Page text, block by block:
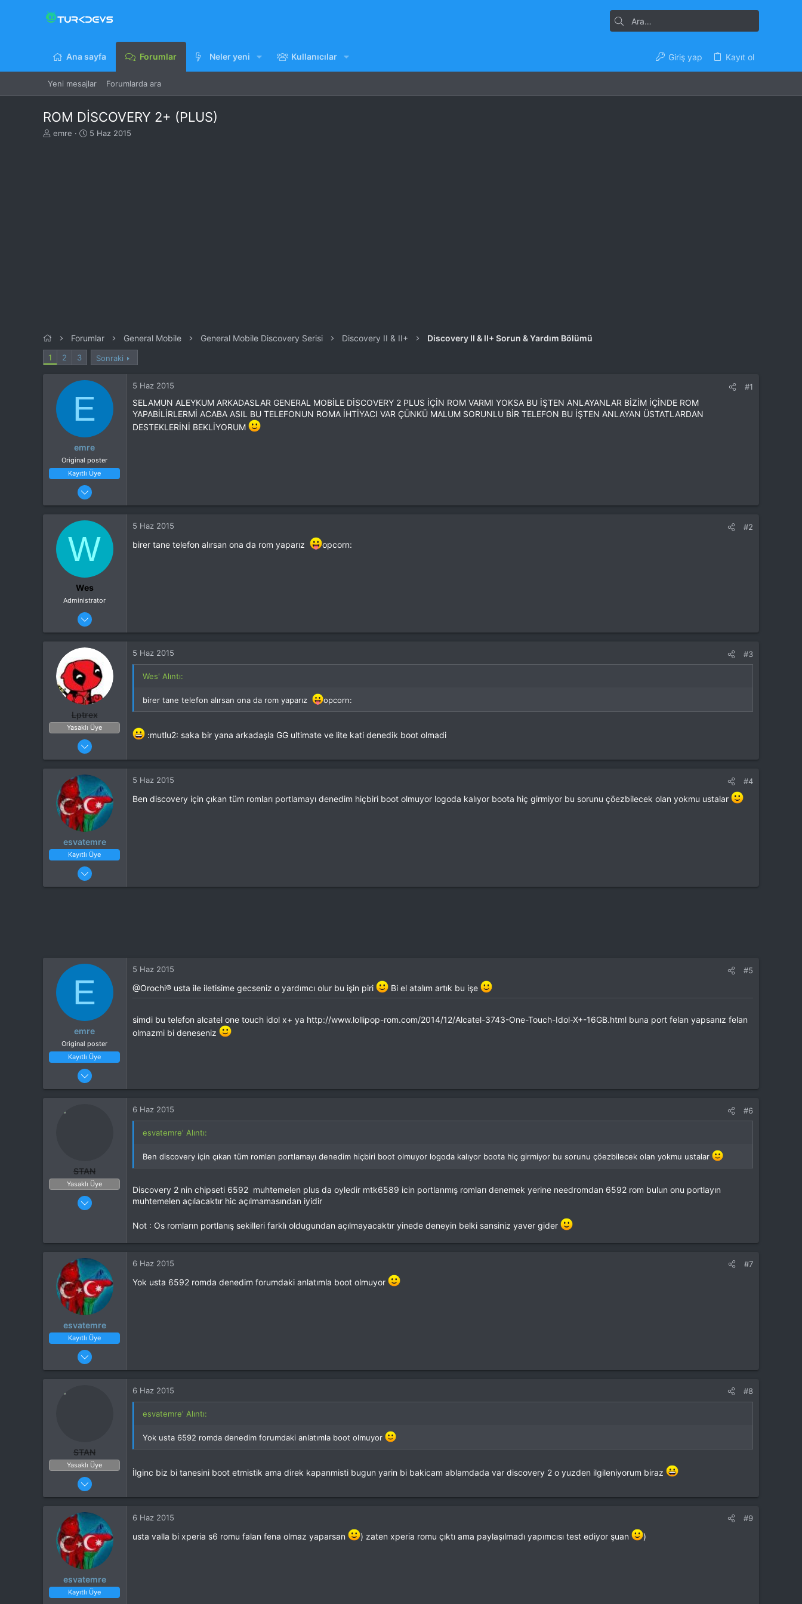
Ana sayfa Forumlar Neler yeni Kullanıcılar Giriş yap Kayıt ol
Yeni mesajlar Forumlarda ara
ROM DİSCOVERY 2+ (PLUS)
K
emre
B
5 Haz 2015
Forumlar General Mobile General Mobile Discovery Serisi Discovery II & II+ Discovery II & II+ Sorun & Yardım Bölümü
1 2 3 Sonraki
E
emre
Original poster
Kayıtlı Üye
29 Ocak 2015
3
5 Haz 2015 #1
SELAMUN ALEYKUM ARKADASLAR GENERAL MOBİLE DİSCOVERY 2 PLUS İÇİN ROM VARMI YOKSA BU İŞTEN ANLAYANLAR BİZİM İÇİNDE ROM
YAPABİLİRLERMİ ACABA ASIL BU TELEFONUN ROMA İHTİYACI VAR ÇÜNKÜ MALUM SORUNLU BİR TELEFON BU İŞTEN ANLAYAN ÜSTATLARDAN
DESTEKLERİNİ BEKLİYORUM
W
Wes
Administrator
25 Ocak 2015
3,344
Eskişehir
Cihaz
5 Haz 2015 #2
birer tane telefon alırsan ona da rom yaparız opcorn:
Lptrex
Yasaklı Üye
26 Ocak 2015
908
5 Haz 2015 #3
Wes' Alıntı:
birer tane telefon alırsan ona da rom yaparız opcorn:
:mutlu2: saka bir yana arkadaşla GG ultimate ve lite kati denedik boot olmadi
esvatemre
Kayıtlı Üye
25 Nis 2015
5 Haz 2015 #4
Ben discovery için çıkan tüm romları portlamayı denedim hiçbiri boot olmuyor logoda kalıyor boota hiç girmiyor bu sorunu çöezbilecek olan yokmu ustalar
E
emre
Original poster
Kayıtlı Üye
29 Ocak 2015
3
5 Haz 2015 #5
@Orochi® usta ile iletisime gecseniz o yardımcı olur bu işin piri Bi el atalım artık bu işe
simdi bu telefon alcatel one touch idol x+ ya http://www.lollipop-rom.com/2014/12/Alcatel-3743-One-Touch-Idol-X+-16GB.html buna port felan yapsanız felan
olmazmi bi deneseniz
STAN
Yasaklı Üye
27 Ocak 2015
6 Haz 2015 #6
esvatemre' Alıntı:
Ben discovery için çıkan tüm romları portlamayı denedim hiçbiri boot olmuyor logoda kalıyor boota hiç girmiyor bu sorunu çöezbilecek olan yokmu ustalar
Discovery 2 nin chipseti 6592 muhtemelen plus da oyledir mtk6589 icin portlanmış romları denemek yerine needromdan 6592 rom bulun onu portlayın
muhtemelen açılacaktır hic açılmamasından iyidir
Not : Os romların portlanış sekilleri farklı oldugundan açılmayacaktır yinede deneyin belki sansiniz yaver gider
esvatemre
Kayıtlı Üye
25 Nis 2015
21
6 Haz 2015 #7
Yok usta 6592 romda denedim forumdaki anlatımla boot olmuyor
STAN
Yasaklı Üye
27 Ocak 2015
214
6 Haz 2015 #8
esvatemre' Alıntı:
Yok usta 6592 romda denedim forumdaki anlatımla boot olmuyor
İlginc biz bi tanesini boot etmistik ama direk kapanmisti bugun yarin bi bakicam ablamdada var discovery 2 o yuzden ilgileniyorum biraz
esvatemre
Kayıtlı Üye
6 Haz 2015 #9
usta valla bi xperia s6 romu falan fena olmaz yaparsan ) zaten xperia romu çıktı ama paylaşılmadı yapımcısı test ediyor şuan )